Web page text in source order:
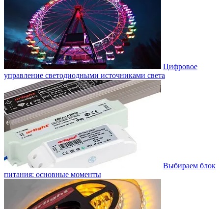
Цифровое
управление светодиодными источниками света
Выбираем блок
питания: основные моменты